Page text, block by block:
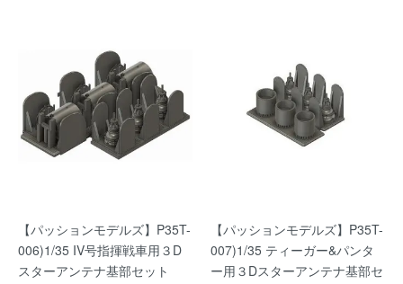
【パッションモデルズ】P35T-
006)1/35 IV号指揮戦車用３D
スターアンテナ基部セット
【パッションモデルズ】P35T-
007)1/35 ティーガー&パンタ
ー用３Dスターアンテナ基部セ